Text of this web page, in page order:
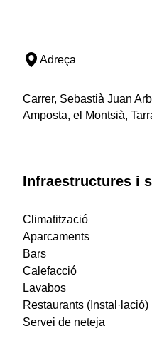
Adreça
Carrer, Sebastià Juan
Amposta, el Montsià,
Infraestructures i
Climatització
Aparcaments
Bars
Calefacció
Lavabos
Restaurants (Instal·lació)
Servei de neteja